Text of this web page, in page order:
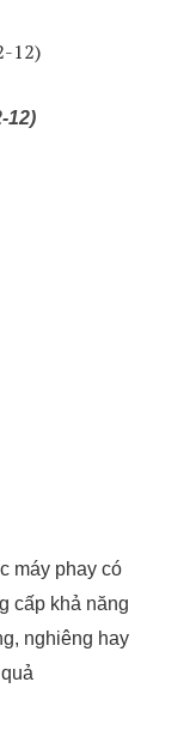
12)
máy phay có
cấp khả năng
nghiêng hay